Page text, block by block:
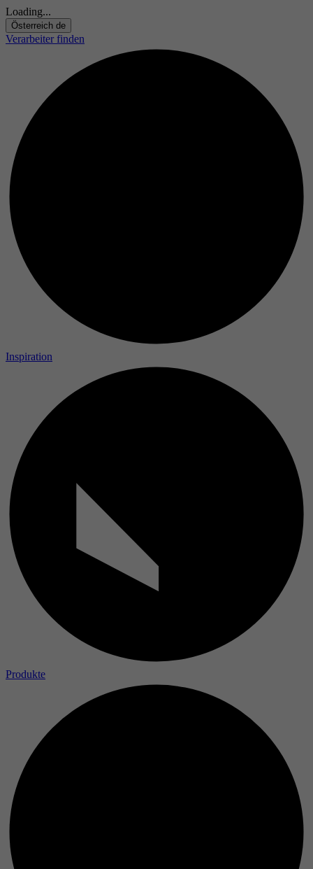
Loading...
Österreich de
Verarbeiter finden
Inspiration
Produkte